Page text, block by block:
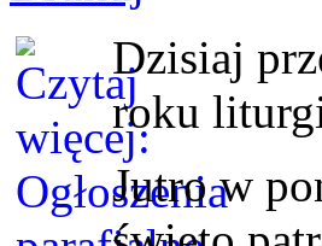
Dzisiaj
roku
Jutro w